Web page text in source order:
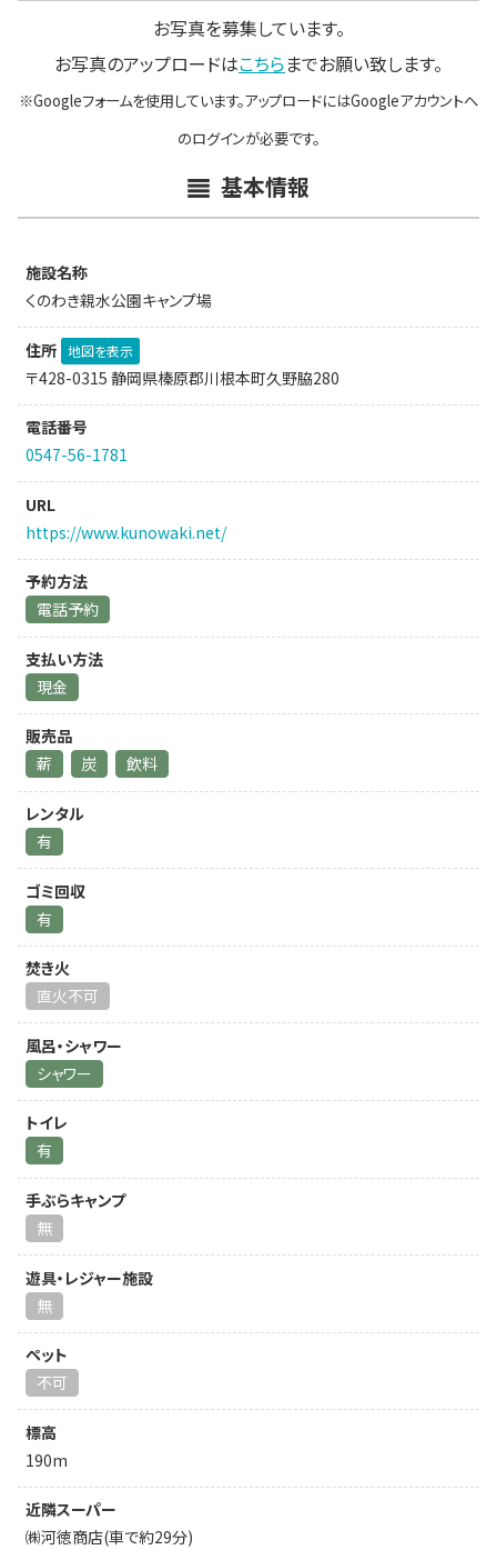
お写真を募集しています。
お写真のアップロードはこちらまでお願い致します。
※Googleフォームを使用しています。アップロードにはGoogleアカウントへ
のログインが必要です。
基本情報
施設名称
くのわき親水公園キャンプ場
住所 地図を表示
〒428-0315 静岡県榛原郡川根本町久野脇280
電話番号
0547-56-1781
URL
https://www.kunowaki.net/
予約方法
電話予約
支払い方法
現金
販売品
薪
炭 飲料
レンタル
有
ゴミ回収
有
焚き火
直火不可
風呂・シャワー
シャワー
トイレ
有
手ぶらキャンプ
無
遊具・レジャー施設
無
ペット
不可
標高
190m
近隣スーパー
㈱河徳商店(車で約29分)